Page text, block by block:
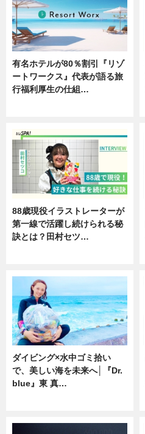
有名ホテルが80％割引『リゾ
ートワークス』代表が語る旅
行福利厚生の仕組…
88歳現役イラストレーターが
第一線で活躍し続けられる秘
訣とは？田村セツ…
ダイビング×水中ゴミ拾い
で、美しい海を未来へ│『Dr.
blue』東 真…